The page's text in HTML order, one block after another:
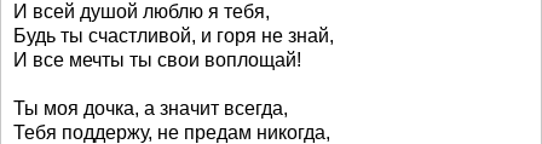
И всей душой люблю я тебя,
Будь ты счастливой, и горя не знай,
И все мечты ты свои воплощай!
Ты моя дочка, а значит всегда,
Тебя поддержу, не предам никогда,